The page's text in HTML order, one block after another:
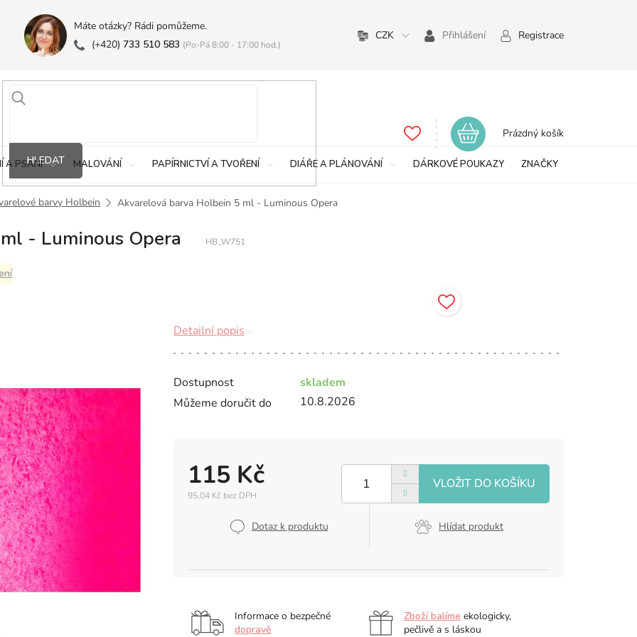
Máte otázky? Rádi pomůžeme.
(+420) 733 510 583 (Po-Pá 8:00 - 17:00 hod.)
CZK Přihlášení Registrace
HLEDAT
Nákupní
Prázdný košík
A PSANÍ MALOVÁNÍ PAPÍRNICTVÍ A TVOŘENÍ DIÁŘE A PLÁNOVÁNÍ DÁRKOVÉ POUKAZY ZNAČKY
barvy Holbein Akvarelová barva Holbein 5 ml - Luminous Opera
- Luminous Opera HB_W751
Dostupnost
skladem
Můžeme doručit do
10.8.2026
115 Kč
95,04 Kč bez DPH
Dotaz k produktu Hlídat produkt
Detailní popis
Informace o bezpečné
dopravě
Zboží balíme ekologicky,
pečlivě a s láskou